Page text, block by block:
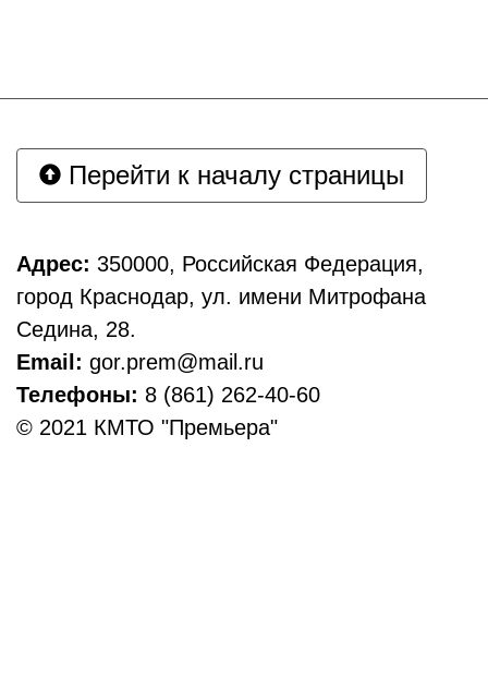
Перейти к началу страницы
Адрес: 350000, Российская Федерация,
город Краснодар, ул. имени Митрофана
Седина, 28.
Email: gor.prem@mail.ru
Телефоны: 8 (861) 262-40-60
© 2021 КМТО "Премьера"